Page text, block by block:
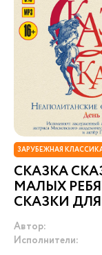
ЗАРУБЕЖНАЯ
СКАЗКА
МАЛЫХ
СКАЗКИ
Автор:
Исполнители: